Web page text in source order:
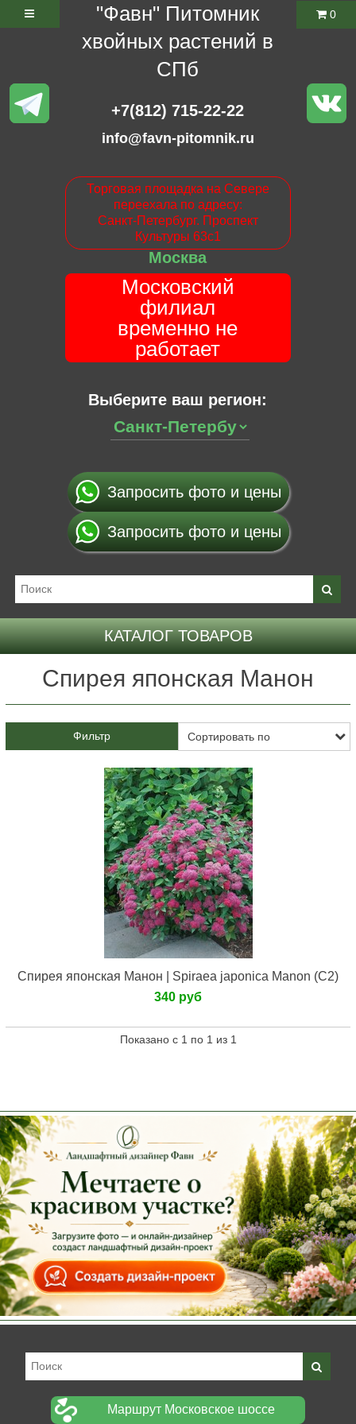
"Фавн" Питомник
хвойных растений в
СПб
+7(812) 715-22-22
info@favn-pitomnik.ru
Торговая площадка на Севере
переехала по адресу:
Санкт-Петербург. Проспект
Культуры 63с1
Москва
Московский
филиал
временно не
работает
Выберите ваш регион:
0
Запросить фото и цены
Запросить фото и цены
КАТАЛОГ ТОВАРОВ
Спирея японская Манон
Фильтр
Спирея японская Манон | Spiraea japonica Manon (С2)
340 руб
Показано с 1 по 1 из 1
Маршрут Московское шоссе